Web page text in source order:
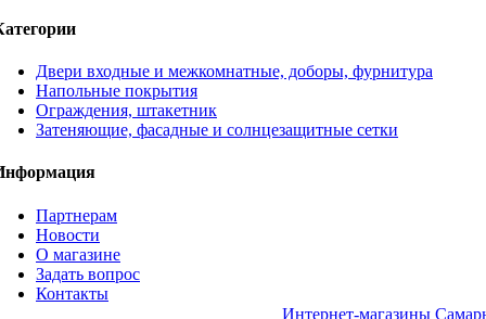
Двери входные и межкомнатные, доборы, фурнитура
Напольные покрытия
Ограждения, штакетник
Затеняющие, фасадные и солнцезащитные сетки
Партнерам
Новости
О магазине
Задать вопрос
Контакты
Интернет-магазины